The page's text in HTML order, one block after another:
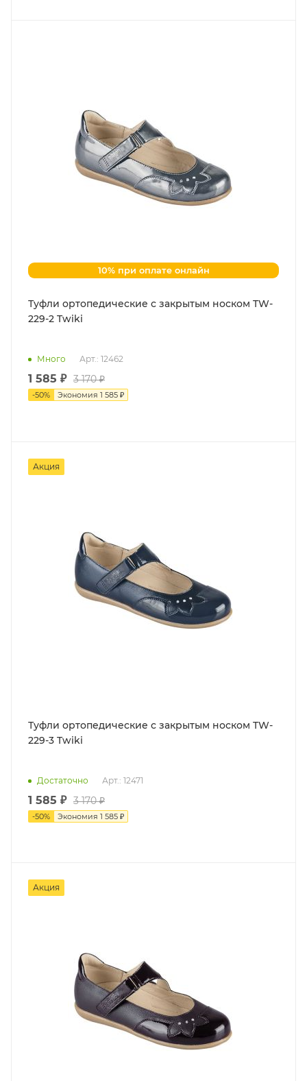
10% при оплате онлайн
Туфли ортопедические с закрытым носком TW-
229-2 Twiki
Много Арт.: 12462
1 585 ₽ 3 170 ₽
-50% Экономия 1 585 ₽
Акция
Туфли ортопедические с закрытым носком TW-
229-3 Twiki
Достаточно Арт.: 12471
1 585 ₽ 3 170₽
-50% Экономия 1 585 ₽
Акция